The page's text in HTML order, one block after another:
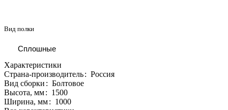
Вид полки
Сплошные
Характеристики
Страна-производитель: Россия
Вид сборки : Болтовое
Высота, мм: 1500
Ширина, мм: 1000